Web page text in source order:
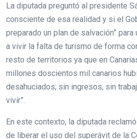
La diputada preguntó al presidente
consciente de esa realidad y si el
preparado un plan de salvación” para
a vivir la falta de turismo de forma
resto de territorios ya que en
millones doscientos mil canarios
desahuciados; sin ingresos, sin
vivir”.
En este contexto, la diputada
de liberar el uso del superávit de la